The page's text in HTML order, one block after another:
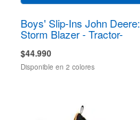
Boys' Slip-Ins John Deere:
Storm Blazer - Tractor-
$44.990
Disponible en 2 colores